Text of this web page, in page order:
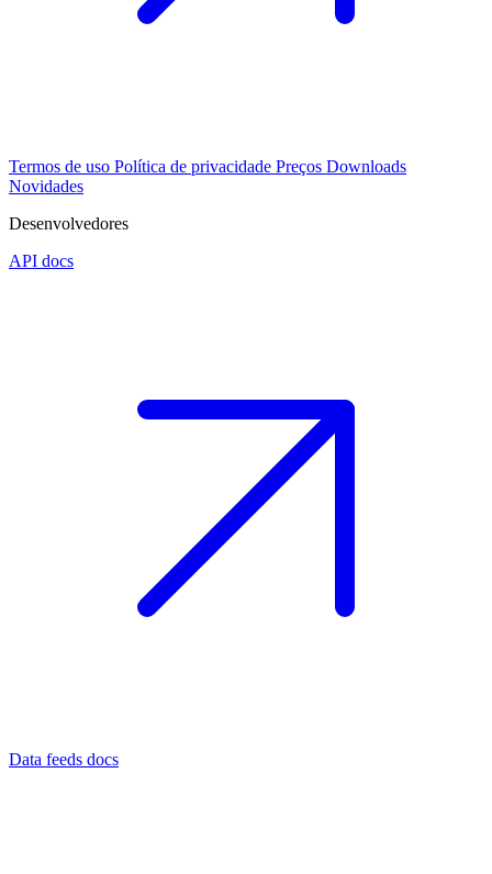
Termos de uso Política de privacidade Preços Downloads
Novidades
Desenvolvedores
API docs
Data feeds docs